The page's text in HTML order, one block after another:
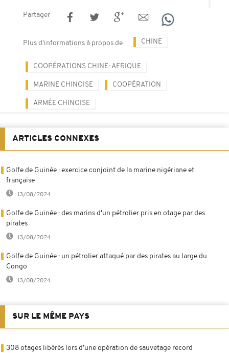
Partager
Plus d'informations à propos de CHINE
COOPÉRATIONS CHINE-AFRIQUE
MARINE CHINOISE COOPÉRATION
ARMÉE CHINOISE
ARTICLES CONNEXES
Golfe de Guinée : exercice conjoint de la marine nigériane et
française
13/08/2024
Golfe de Guinée : des marins d'un pétrolier pris en otage par des
pirates
13/08/2024
Golfe de Guinée : un pétrolier attaqué par des pirates au large du
Congo
13/08/2024
SUR LE MÊME PAYS
308 otages libérés lors d’une opération de sauvetage record